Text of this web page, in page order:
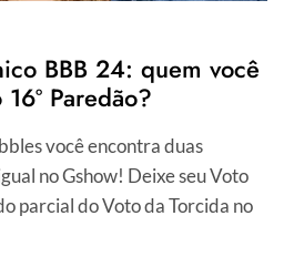
BBB 24: quem você
Paredão?
você encontra duas
no Gshow! Deixe seu Voto
parcial do Voto da Torcida no